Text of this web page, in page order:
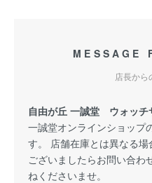
MESSAGE
店長から
自由が丘 一誠堂 ウォッチ
一誠堂オンラインショップ
す。 店舗在庫とは異なる
ございましたらお問い合わ
ねくださいませ。